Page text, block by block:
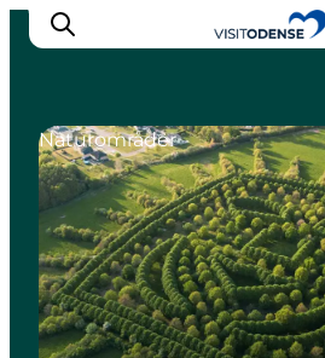
Oplev Odense
Det sker i Odense
Planlæg din tur
Inspiration
Naturområder